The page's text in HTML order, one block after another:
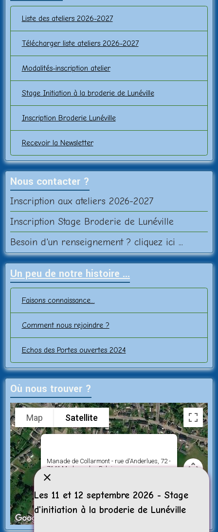
Les 11 et 12 septembre 2026 - Stage
d'initiation à la broderie de Lunéville
Liste des ateliers 2026-2027
Télécharger liste ateliers 2026-2027
Modalités-inscription atelier
Stage Initiation à la broderie de Lunéville
Inscription Broderie Lunéville
Recevoir la Newsletter
Nous contacter ?
Inscription aux ateliers 2026-2027
Inscription Stage Broderie de Lunéville
Besoin d'un renseignement ? cliquez ici ...
Un peu de notre histoire ...
Faisons connaissance...
Comment nous rejoindre ?
Echos des Portes ouvertes 2024
Où nous trouver ?
Manade de Collarmont - rue d'Anderlues, 72 -
7141 Morlanwelz - Belgique
Map Satellite